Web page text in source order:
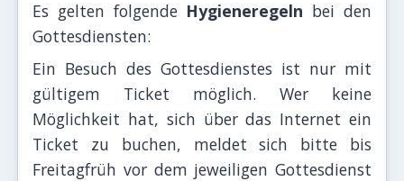
Es gelten folgende Hygieneregeln bei den
Gottesdiensten:
Ein Besuch des Gottesdienstes ist nur mit
gültigem Ticket möglich. Wer keine
Möglichkeit hat, sich über das Internet ein
Ticket zu buchen, meldet sich bitte bis
Freitagfrüh vor dem jeweiligen Gottesdienst